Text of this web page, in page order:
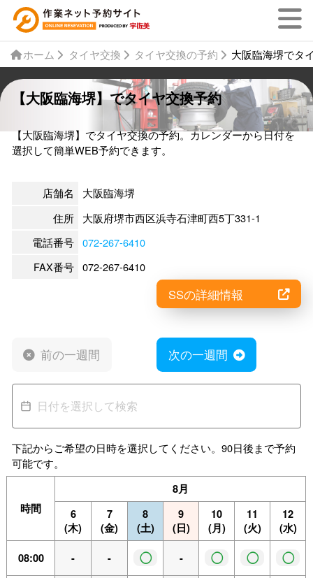
ホーム タイヤ交換 タイヤ交換の予約 大阪臨海堺でタ
【大阪臨海堺】でタイヤ交換予約
【大阪臨海堺】でタイヤ交換の予約。カレンダーから日付を
選択して簡単WEB予約できます。
店舗名
大阪臨海堺
住所
大阪府堺市西区浜寺石津町西5丁331-1
電話番号 072-267-6410
FAX番号 072-267-6410
SSの詳細情報
前の一週間 次の一週間
下記からご希望の日時を選択してください。90日後まで予約
可能です。
時間
8月
6
(木)
7
(金)
8
(土)
9
(日)
10
(月)
11
(火)
12
(水)
08:00 - - ◯ - ◯ ◯ ◯